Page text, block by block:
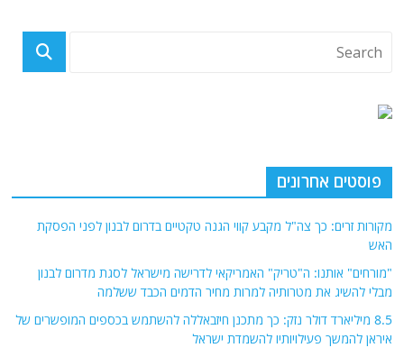
פוסטים אחרונים
מקורות זרים: כך צה"ל מקבע קווי הגנה טקטיים בדרום לבנון לפני הפסקת
האש
"מורחים" אותנו: ה"טריק" האמריקאי לדרישה מישראל לסגת מדרום לבנון
מבלי להשיג את מטרותיה למרות מחיר הדמים הכבד ששלמה
8.5 מיליארד דולר נזק: כך מתכנן חיזבאללה להשתמש בכספים המופשרים של
איראן להמשך פעילויותיו להשמדת ישראל